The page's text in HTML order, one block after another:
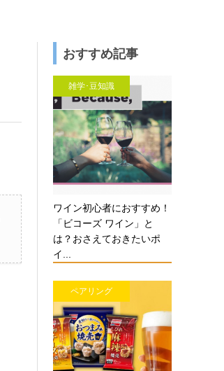
おすすめ記事
雑学･豆知識
ワイン初心者におすすめ！
「ビコーズ ワイン」と
は？おさえておきたいポ
イ...
ペアリング